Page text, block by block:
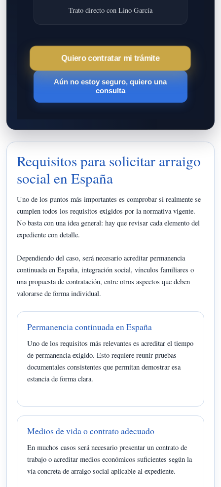
Trato directo con Lino García
Quiero contratar mi trámite
Aún no estoy seguro, quiero una
consulta
Requisitos para solicitar arraigo
social en España
Uno de los puntos más importantes es comprobar si realmente se
cumplen todos los requisitos exigidos por la normativa vigente.
No basta con una idea general: hay que revisar cada elemento del
expediente con detalle.
Dependiendo del caso, será necesario acreditar permanencia
continuada en España, integración social, vínculos familiares o
una propuesta de contratación, entre otros aspectos que deben
valorarse de forma individual.
Permanencia continuada en España
Uno de los requisitos más relevantes es acreditar el tiempo
de permanencia exigido. Esto requiere reunir pruebas
documentales consistentes que permitan demostrar esa
estancia de forma clara.
Medios de vida o contrato adecuado
En muchos casos será necesario presentar un contrato de
trabajo o acreditar medios económicos suficientes según la
vía concreta de arraigo social aplicable al expediente.